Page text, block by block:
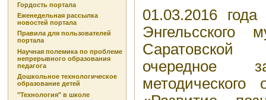
Гордость портала
Еженедельная рассылка
новостей портала
Правила для пользователей
портала
Научная полемика по проблеме
непрерывного образования
педагога
Дошкольное технологическое
образование детей
"Технология" в школе
01.03.2016
Энгельсского
Саратовской
очередное